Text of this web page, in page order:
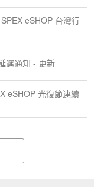
eSHOP 台灣行
遲通知 - 更新
eSHOP 光復節連續